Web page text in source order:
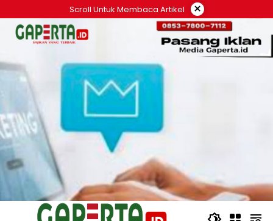
ke
konten
Scroll Untuk Membaca Artikel ×